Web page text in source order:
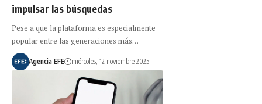
impulsar las búsquedas
Pese a que la plataforma es especialmente
popular entre las generaciones más…
Agencia EFE miércoles, 12 noviembre 2025